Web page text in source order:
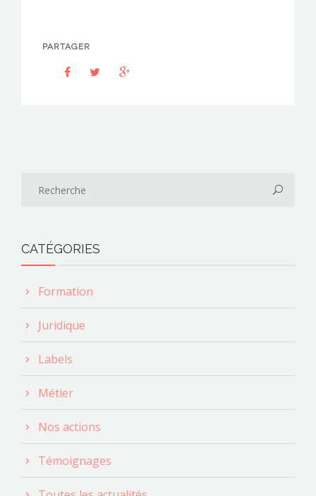
PARTAGER
CATÉGORIES
Formation
Juridique
Labels
Métier
Nos actions
Témoignages